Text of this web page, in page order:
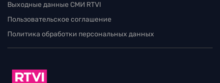
Выходные данные СМИ RTVI
Пользовательское соглашение
Политика обработки персональных данных